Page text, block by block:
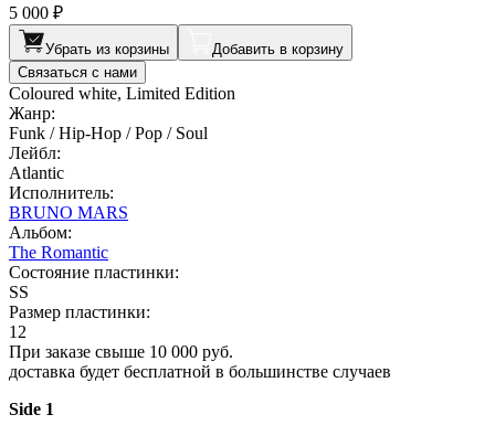
5 000 ₽
Убрать из корзины
Добавить в корзину
Связаться с нами
Coloured white, Limited Edition
Жанр:
Funk / Hip-Hop / Pop / Soul
Лейбл:
Atlantic
Исполнитель:
BRUNO MARS
Альбом:
The Romantic
Состояние пластинки:
SS
Размер пластинки:
12
При заказе свыше 10 000 руб.
доставка будет бесплатной в большинстве случаев
Side 1